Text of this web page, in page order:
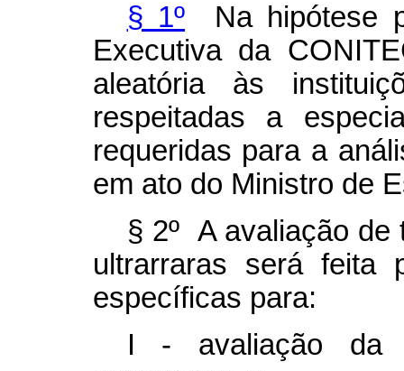
§ 1ºNa hipótese
Executiva da
aleatória às
respeitadas a
requeridas para a
em ato do Ministro de
§ 2º A avaliação de
ultrarraras será feita
específicas para:
I - avaliação da